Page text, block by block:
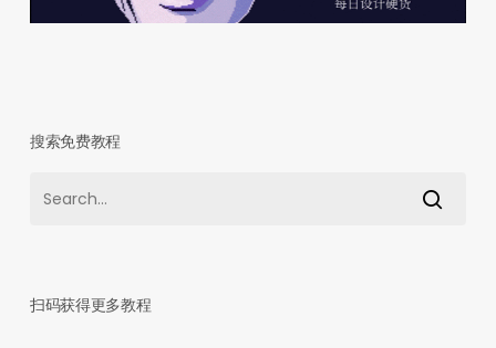
搜索免费教程
扫码获得更多教程